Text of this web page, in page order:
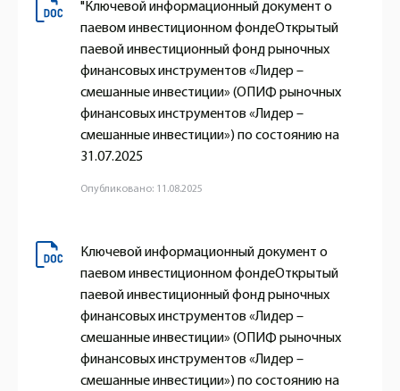
"Ключевой информационный документ о
паевом инвестиционном фондеОткрытый
паевой инвестиционный фонд рыночных
финансовых инструментов «Лидер –
смешанные инвестиции» (ОПИФ рыночных
финансовых инструментов «Лидер –
смешанные инвестиции») по состоянию на
31.07.2025
Опубликовано: 11.08.2025
Ключевой информационный документ о
паевом инвестиционном фондеОткрытый
паевой инвестиционный фонд рыночных
финансовых инструментов «Лидер –
смешанные инвестиции» (ОПИФ рыночных
финансовых инструментов «Лидер –
смешанные инвестиции») по состоянию на